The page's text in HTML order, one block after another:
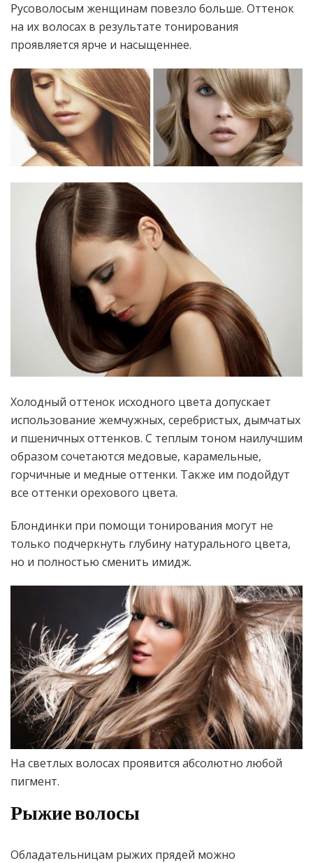
Русоволосым женщинам повезло больше. Оттенок
на их волосах в результате тонирования
проявляется ярче и насыщеннее.
Холодный оттенок исходного цвета допускает
использование жемчужных, серебристых, дымчатых
и пшеничных оттенков. С теплым тоном наилучшим
образом сочетаются медовые, карамельные,
горчичные и медные оттенки. Также им подойдут
все оттенки орехового цвета.
Блондинки при помощи тонирования могут не
только подчеркнуть глубину натурального цвета,
но и полностью сменить имидж.
На светлых волосах проявится абсолютно любой
пигмент.
Рыжие волосы
Обладательницам рыжих прядей можно